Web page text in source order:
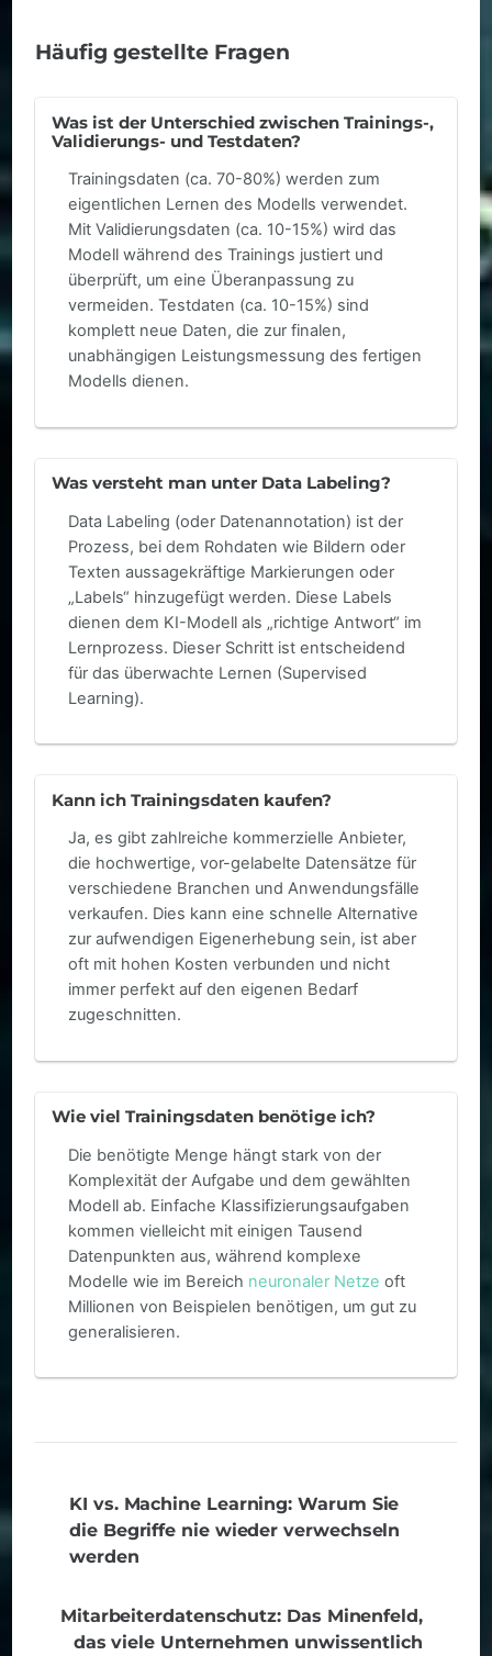
Häufig gestellte Fragen
Was ist der Unterschied zwischen Trainings-,
Validierungs- und Testdaten?
Trainingsdaten (ca. 70-80%) werden zum
eigentlichen Lernen des Modells verwendet.
Mit Validierungsdaten (ca. 10-15%) wird das
Modell während des Trainings justiert und
überprüft, um eine Überanpassung zu
vermeiden. Testdaten (ca. 10-15%) sind
komplett neue Daten, die zur finalen,
unabhängigen Leistungsmessung des fertigen
Modells dienen.
Was versteht man unter Data Labeling?
Data Labeling (oder Datenannotation) ist der
Prozess, bei dem Rohdaten wie Bildern oder
Texten aussagekräftige Markierungen oder
„Labels“ hinzugefügt werden. Diese Labels
dienen dem KI-Modell als „richtige Antwort“ im
Lernprozess. Dieser Schritt ist entscheidend
für das überwachte Lernen (Supervised
Learning).
Kann ich Trainingsdaten kaufen?
Ja, es gibt zahlreiche kommerzielle Anbieter,
die hochwertige, vor-gelabelte Datensätze für
verschiedene Branchen und Anwendungsfälle
verkaufen. Dies kann eine schnelle Alternative
zur aufwendigen Eigenerhebung sein, ist aber
oft mit hohen Kosten verbunden und nicht
immer perfekt auf den eigenen Bedarf
zugeschnitten.
Wie viel Trainingsdaten benötige ich?
Die benötigte Menge hängt stark von der
Komplexität der Aufgabe und dem gewählten
Modell ab. Einfache Klassifizierungsaufgaben
kommen vielleicht mit einigen Tausend
Datenpunkten aus, während komplexe
Modelle wie im Bereich neuronaler Netze oft
Millionen von Beispielen benötigen, um gut zu
generalisieren.
KI vs. Machine Learning: Warum Sie
die Begriffe nie wieder verwechseln
werden
Mitarbeiterdatenschutz: Das Minenfeld,
das viele Unternehmen unwissentlich